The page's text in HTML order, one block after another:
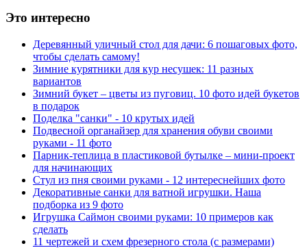
Это интересно
Деревянный уличный стол для дачи: 6 пошаговых фото,
чтобы сделать самому!
Зимние курятники для кур несушек: 11 разных
вариантов
Зимний букет – цветы из пуговиц. 10 фото идей букетов
в подарок
Поделка "санки" - 10 крутых идей
Подвесной органайзер для хранения обуви своими
руками - 11 фото
Парник-теплица в пластиковой бутылке – мини-проект
для начинающих
Стул из пня своими руками - 12 интереснейших фото
Декоративные санки для ватной игрушки. Наша
подборка из 9 фото
Игрушка Саймон своими руками: 10 примеров как
сделать
11 чертежей и схем фрезерного стола (с размерами)